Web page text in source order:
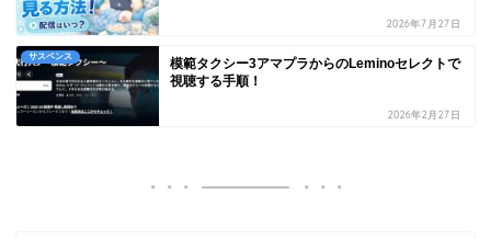
2026年7月27日
サスペンス
模範タクシー3アマプラからのLeminoセレクトで
視聴する手順！
2026年2月27日